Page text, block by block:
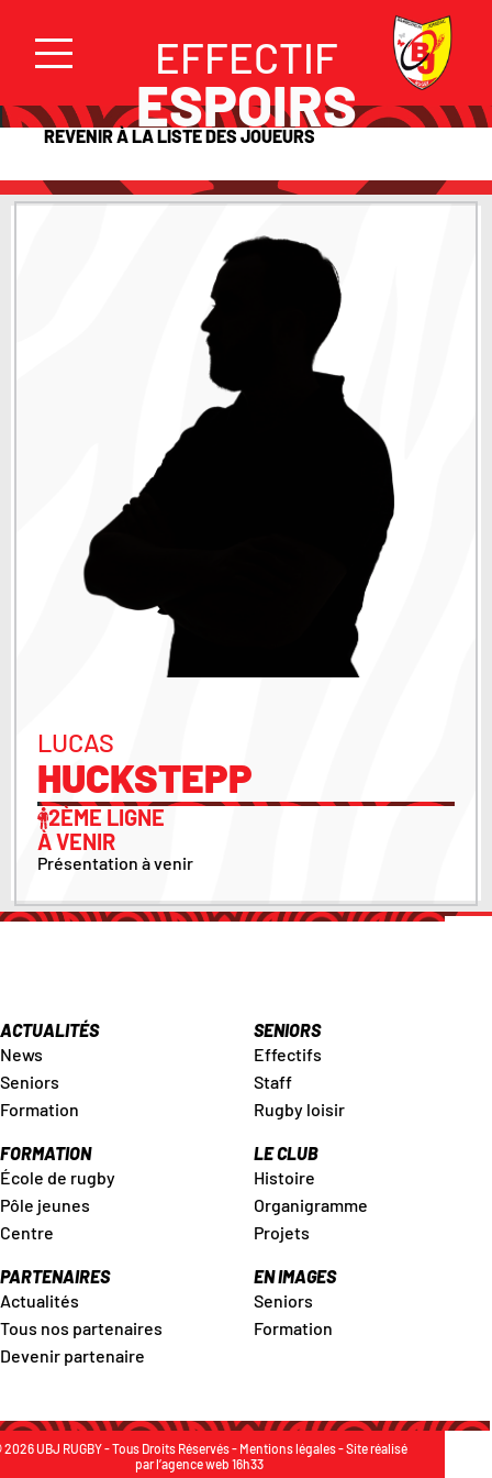
EFFECTIF
ESPOIRS
REVENIR À LA LISTE DES JOUEURS
LUCAS
HUCKSTEPP
2ÈME LIGNE
À VENIR
Présentation à venir
ACTUALITÉS
News
Seniors
Formation
SENIORS
Effectifs
Staff
Rugby loisir
FORMATION
École de rugby
Pôle jeunes
Centre
LE CLUB
Histoire
Organigramme
Projets
PARTENAIRES
Actualités
Tous nos partenaires
Devenir partenaire
EN IMAGES
Seniors
Formation
UBJ RUGBY - Tous Droits Réservés - Mentions légales- Site réalisé
parl’agence web 16h33